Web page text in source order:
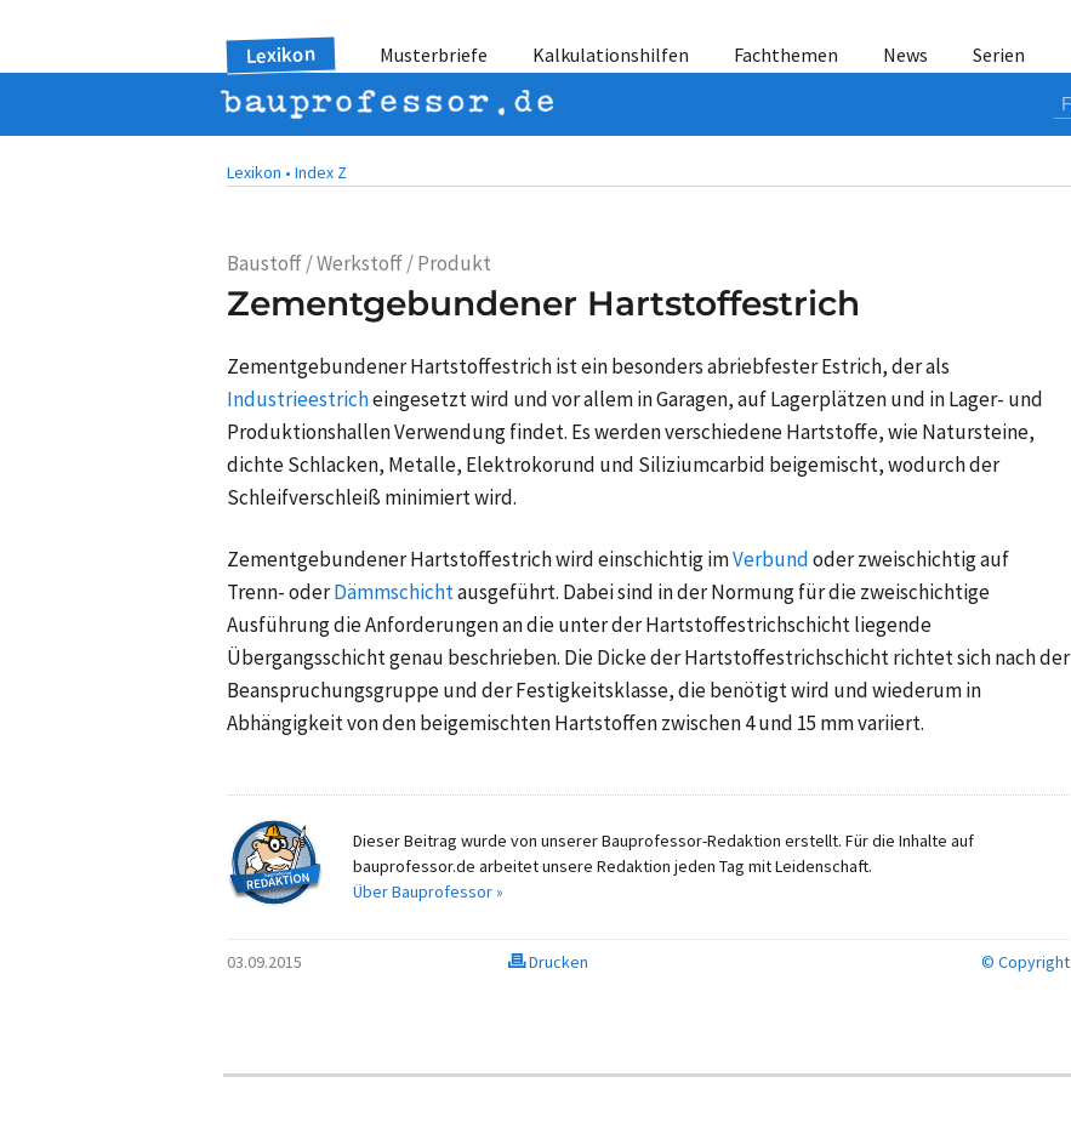
Lexikon Musterbriefe Kalkulationshilfen Fachthemen News Serien
Lexikon • Index Z
Baustoff / Werkstoff / Produkt
Zementgebundener Hartstoffestrich
Zementgebundener Hartstoffestrich ist ein besonders abriebfester Estrich, der als
Industrieestricheingesetzt wird und vor allem in Garagen, auf Lagerplätzen und in Lager- und
Produktionshallen Verwendung findet. Es werden verschiedene Hartstoffe, wie Natursteine,
dichte Schlacken, Metalle, Elektrokorund und Siliziumcarbid beigemischt, wodurch der
Schleifverschleiß minimiert wird.
Zementgebundener Hartstoffestrich wird einschichtig imVerbundoder zweischichtig auf
Trenn-oderDämmschichtausgeführt. Dabei sind in der Normung für die zweischichtige
Ausführung die Anforderungen an die unter der Hartstoffestrichschicht liegende
Übergangsschicht genau beschrieben. Die Dicke der Hartstoffestrichschicht richtet sich nach der
Beanspruchungsgruppe und der Festigkeitsklasse, die benötigt wird und wiederum in
Abhängigkeit von den beigemischten Hartstoffen zwischen 4 und 15 mm variiert.
Dieser Beitrag wurde von unserer Bauprofessor-Redaktion erstellt. Für die Inhalte auf
bauprofessor.de arbeitet unsere Redaktion jeden Tag mit Leidenschaft.
Über Bauprofessor »
03.09.2015 Drucken © Copyright